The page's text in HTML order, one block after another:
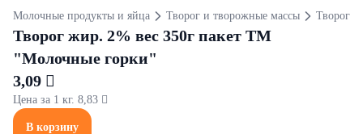
Молочные продукты и яйца Творог и творожные массы Творог
Творог жир. 2% вес 350г пакет ТМ
"Молочные горки"
3,09 
Цена за 1 кг. 8,83 
В корзину